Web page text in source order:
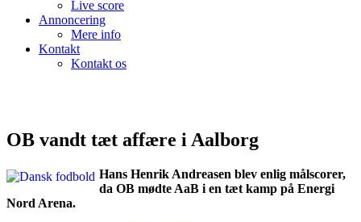
Live score
Annoncering
Mere info
Kontakt
Kontakt os
OB vandt tæt affære i Aalborg
Hans Henrik Andreasen blev enlig målscorer,
da OB mødte AaB i en tæt kamp på Energi
Nord Arena.